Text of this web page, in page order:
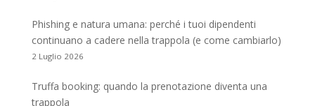
Phishing e natura umana: perché i tuoi dipendenti
continuano a cadere nella trappola (e come cambiarlo)
2 Luglio 2026
Truffa booking: quando la prenotazione diventa una
trappola